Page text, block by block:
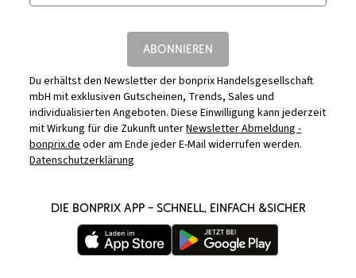
ABONNIEREN
Du erhältst den Newsletter der bonprix Handelsgesellschaft
mbH mit exklusiven Gutscheinen, Trends, Sales und
individualisierten Angeboten. Diese Einwilligung kann jederzeit
mit Wirkung für die Zukunft unterNewsletter Abmeldung -
bonprix.deoder am Ende jeder E-Mail widerrufen werden.
Datenschutzerklärung
DIE BONPRIX APP – SCHNELL, EINFACH &SICHER